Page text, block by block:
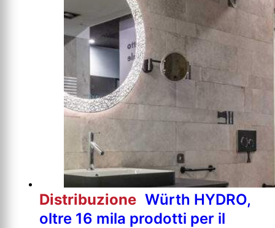
Distribuzione Würth HYDRO,
oltre 16 mila prodotti per il